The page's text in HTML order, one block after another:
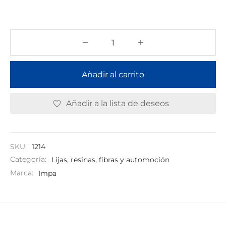
Añadir al carrito
Añadir a la lista de deseos
SKU:
1214
Categoría:
Lijas, resinas, fibras y automoción
Marca:
Impa